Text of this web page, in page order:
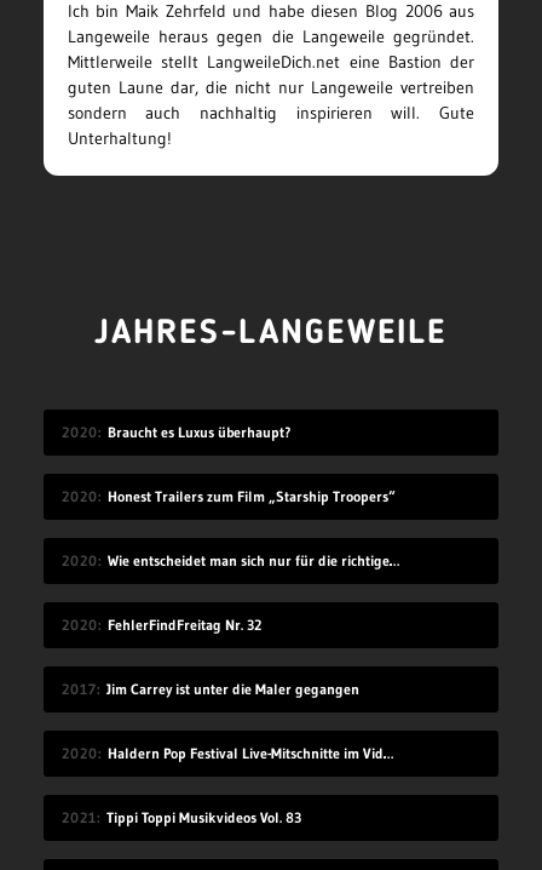
Ich bin Maik Zehrfeld und habe diesen Blog 2006 aus
Langeweile heraus gegen die Langeweile gegründet.
Mittlerweile stellt LangweileDich.net eine Bastion der
guten Laune dar, die nicht nur Langeweile vertreiben
sondern auch nachhaltig inspirieren will. Gute
Unterhaltung!
JAHRES-LANGEWEILE
2020 Braucht es Luxus überhaupt?
2020 Honest Trailers zum Film „Starship Troopers“
2020 Wie entscheidet man sich nur für die richtige Idee?
2020 FehlerFindFreitag Nr. 32
2017 Jim Carrey ist unter die Maler gegangen
2020 Haldern Pop Festival Live-Mitschnitte im Videostream (2008-2019)
2021 Tippi Toppi Musikvideos Vol. 83